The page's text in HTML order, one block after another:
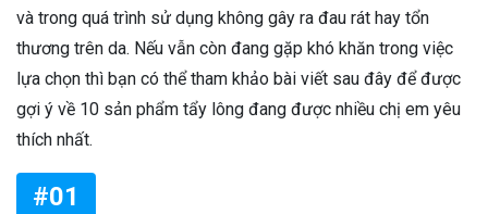
và trong quá trình sử dụng không gây ra đau rát hay tổn
thương trên da. Nếu vẫn còn đang gặp khó khăn trong việc
lựa chọn thì bạn có thể tham khảo bài viết sau đây để được
gợi ý về 10 sản phẩm tẩy lông đang được nhiều chị em yêu
thích nhất.
#01